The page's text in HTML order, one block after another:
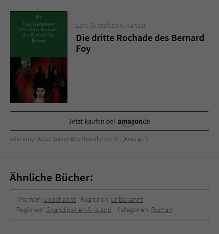
Lars Gustafsson, Hanser
Die dritte Rochade des Bernard
Foy
Jetzt kaufen bei
oder unterstütze Deinen Buchhändler vor Ort (Anzeige*)
Ähnliche Bücher:
Themen: unbekannt Regionen: unbekannt
Regionen: Skandinavien & Island Kategorien: Roman
überprüfen.